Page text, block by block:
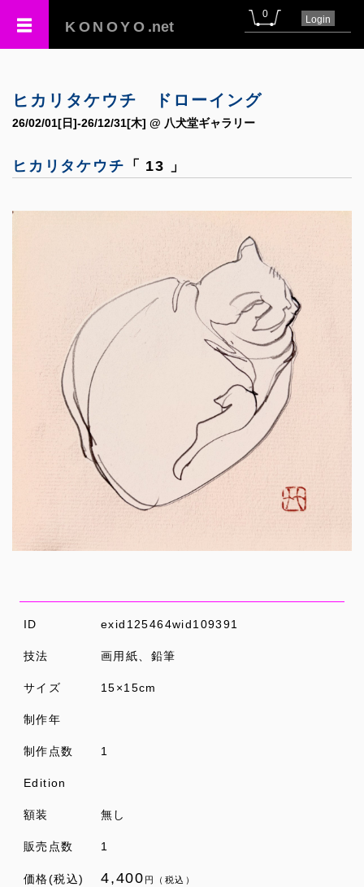
KONOYO .net
0 Login
ヒカリタケウチ ドローイング
26/02/01[日]-26/12/31[木] @ 八犬堂ギャラリー
ヒカリタケウチ 「 13 」
ID exid125464wid109391
技法 画用紙、鉛筆
サイズ 15×15cm
制作年
制作点数 1
Edition
額装 無し
販売点数 1
価格(税込) 4,400 円（税込）